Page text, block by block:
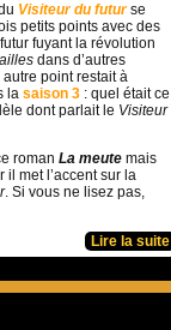
Visiteur du futurse
petits points avec des
fuyant la révolution
dans d’autres
point restait à
la saison 3 : quel était ce
dont parlait le Visiteur
roman La meute mais
met l’accent sur la
. Si vous ne lisez pas,
Lire la suite